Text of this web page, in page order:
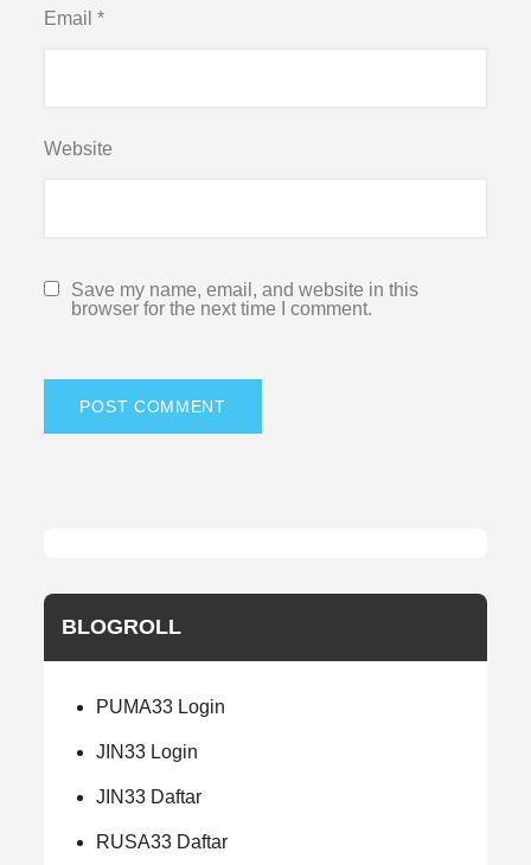
Email*
Website
Save my name, email, and website in this
browser for the next time I comment.
BLOGROLL
PUMA33 Login
JIN33 Login
JIN33 Daftar
RUSA33 Daftar